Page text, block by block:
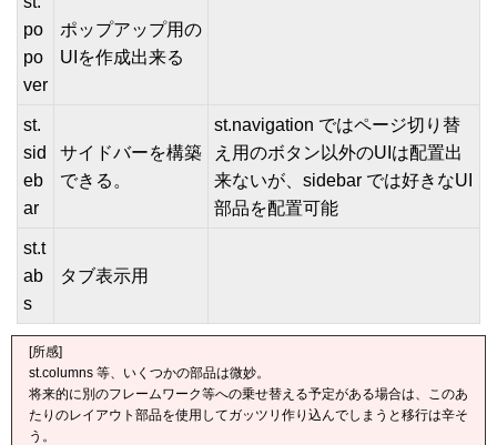
po
po
ver
ポップアップ用の
UIを作成出来る
st.
sid
eb
ar
サイドバーを構築
できる。
st.navigation ではページ切り替
え用のボタン以外のUIは配置出
来ないが、sidebar では好きなUI
部品を配置可能
st.t
ab
s
タブ表示用
[所感]
st.columns 等、いくつかの部品は微妙。
将来的に別のフレームワーク等への乗せ替える予定がある場合は、このあ
たりのレイアウト部品を使用してガッツリ作り込んでしまうと移行は辛そ
う。